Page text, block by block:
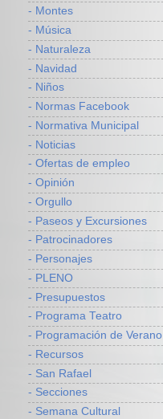
- Montes
- Música
- Naturaleza
- Navidad
- Niños
- Normas Facebook
- Normativa Municipal
- Noticias
- Ofertas de empleo
- Opinión
- Orgullo
- Paseos y Excursiones
- Patrocinadores
- Personajes
- PLENO
- Presupuestos
- Programa Teatro
- Programación de Verano
- Recursos
- San Rafael
- Secciones
- Semana Cultural